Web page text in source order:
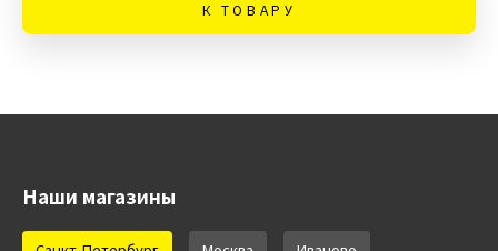
К ТОВАРУ
Наши магазины